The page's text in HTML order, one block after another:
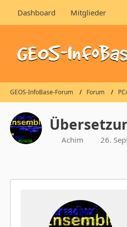
Dashboard Mitglieder
GEOS-InfoBase-Forum Forum
Achim 26.